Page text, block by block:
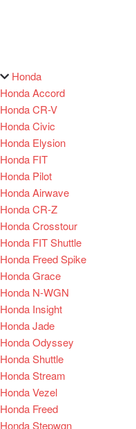
Honda
Honda Accord
Honda CR-V
Honda Civic
Honda Elysion
Honda FIT
Honda Pilot
Honda Airwave
Honda CR-Z
Honda Crosstour
Honda FIT Shuttle
Honda Freed Spike
Honda Grace
Honda N-WGN
Honda Insight
Honda Jade
Honda Odyssey
Honda Shuttle
Honda Stream
Honda Vezel
Honda Freed
Honda Stepwgn